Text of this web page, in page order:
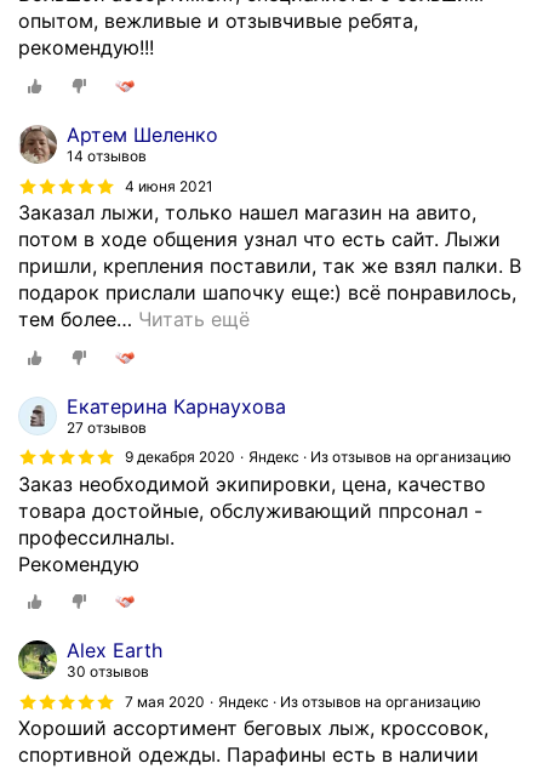
опытом, вежливые и отзывчивые ребята,
рекомендую!!!
Артем Шеленко
14 отзывов
4 июня 2021
Заказал лыжи, только нашел магазин на авито,
потом в ходе общения узнал что есть сайт. Лыжи
пришли, крепления поставили, так же взял палки. В
подарок прислали шапочку еще:) всё понравилось,
тем более… Читать ещё
Екатерина Карнаухова
27 отзывов
9 декабря 2020
Яндекс · Из отзывов на организацию
Заказ необходимой экипировки, цена, качество
товара достойные, обслуживающий ппрсонал -
профессилналы.
Рекомендую
Alex Earth
30 отзывов
7 мая 2020
Яндекс · Из отзывов на организацию
Хороший ассортимент беговых лыж, кроссовок,
спортивной одежды. Парафины есть в наличии